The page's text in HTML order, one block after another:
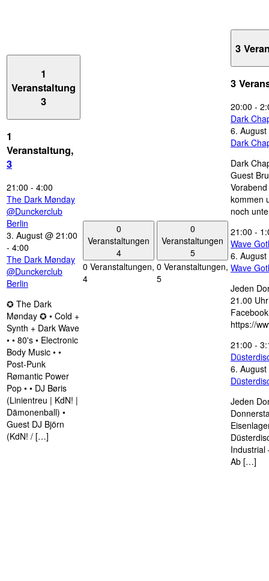
1
Veranstaltung
3
1
Veranstaltung,
3
21:00 - 4:00
The Dark Mønday
@Dunckerclub
Berlin
3. August @ 21:00
- 4:00
The Dark Mønday
@Dunckerclub
Berlin
✪ The Dark
Mønday ✪ • Cold +
Synth + Dark Wave
• • 80's • Electronic
Body Music • •
Post-Punk
Rømantic Power
Pop • • DJ Børis
(Linientreu | KdN! |
Dämonenball) •
Guest DJ Björn
(KdN! / […]
0
Veranstaltungen
4
0 Veranstaltungen,
4
0
Veranstaltungen
5
0 Veranstaltungen,
5
3
3
20:00 -
Dark
6.
Dark
Dark
Guest
kommen
noch
21:00 -
Wave
6.
Wave
Jeden
21.00
https://
21:00 -
6.
Jeden
Industrial
Ab […]